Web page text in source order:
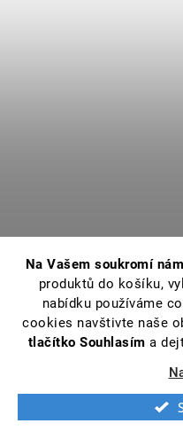
Na Vašem soukromí
produktů do košíku,
nabídku používáme
cookies navštivte naše
tlačítko Souhlasím a